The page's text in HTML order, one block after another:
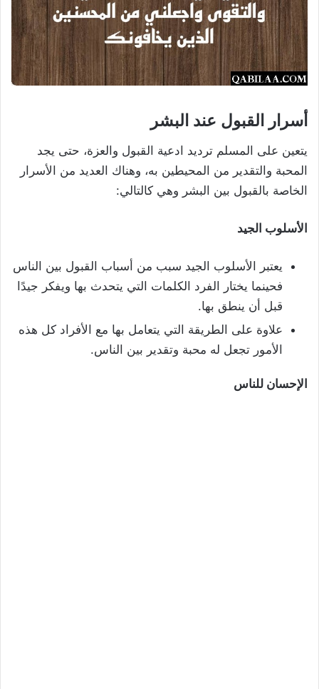
أسرار القبول عند البشر
يتعين على المسلم ترديد ادعية القبول والعزة، حتى يجد
المحبة والتقدير من المحيطين به، وهناك العديد من الأسرار
الخاصة بالقبول بين البشر وهي كالتالي:
الأسلوب الجيد
يعتبر الأسلوب الجيد سبب من أسباب القبول بين الناس
فحينما يختار الفرد الكلمات التي يتحدث بها ويفكر جيدًا
قبل أن ينطق بها.
علاوة على الطريقة التي يتعامل بها مع الأفراد كل هذه
الأمور تجعل له محبة وتقدير بين الناس.
الإحسان للناس